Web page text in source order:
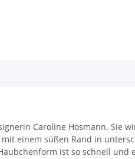
Caroline Hosmann. Sie
einem süßen Rand in
ist so schnell und